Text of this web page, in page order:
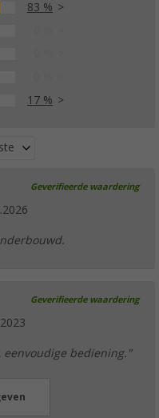
83 %
17 %
Geverifieerde waardering
Geverifieerde waardering
eenvoudige bediening."